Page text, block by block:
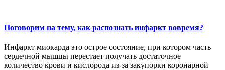
Поговорим на тему, как распознать инфаркт вовремя?
Инфаркт миокарда это острое состояние, при котором часть
сердечной мышцы перестает получать достаточное
количество крови и кислорода из-за закупорки коронарной